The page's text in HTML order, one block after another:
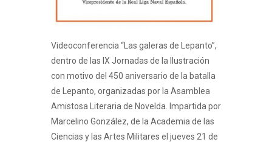
Videoconferencia “Las galeras de Lepanto”,
dentro de las IX Jornadas de la Ilustración
con motivo del 450 aniversario de la batalla
de Lepanto, organizadas por la Asamblea
Amistosa Literaria de Novelda. Impartida por
Marcelino González, de la Academia de las
Ciencias y las Artes Militares el jueves 21 de